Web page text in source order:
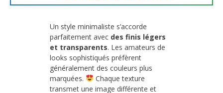
Un style minimaliste s’accorde
parfaitement avec des finis légers
et transparents. Les amateurs de
looks sophistiqués préfèrent
généralement des couleurs plus
marquées.
Chaque texture
transmet une image différente et